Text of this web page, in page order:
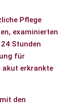
Pflege
examinierten
Stunden
für
akut erkrankte
den